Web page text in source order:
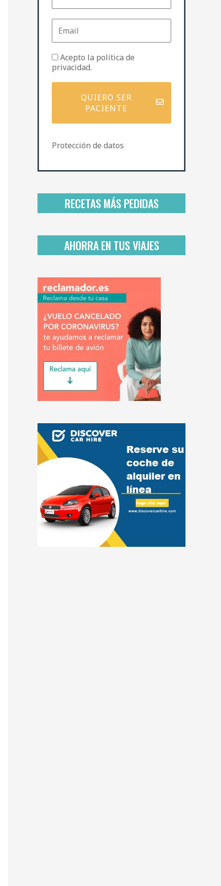
m
b
e
E
a
i
l
P
o
í
a
e
i
a
i
a
Acepto la política de
privacidad.
QUIERO SER
PACIENTE
Protección de datos
RECETAS MÁS PEDIDAS
AHORRA EN TUS VIAJES